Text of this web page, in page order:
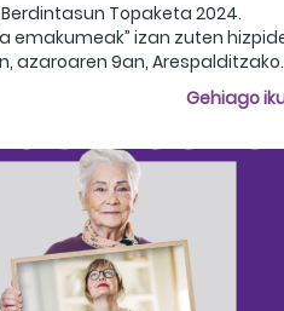
Topaketa 2024.
emakumeak” izan zuten
azaroaren 9an, Arespalditzako
egindako topaketan. Saioa
emakume umorista eta
ponentzia-elkarrizketa izan
hitzaldiaren ostean,
eta hausnarketa trukea egin
elkarteetako hainbat
parte hartu zuten, eta
kontatu eta egungo
Gehiago